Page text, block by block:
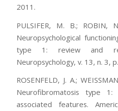
2011.
PULSIFER, M. B.; ROBIN,
Neuropsychological
type 1: review and
Neuropsychology, v. 13, n. 3,
ROSENFELD, J. A.;
Neurofibromatosis type
associated features.